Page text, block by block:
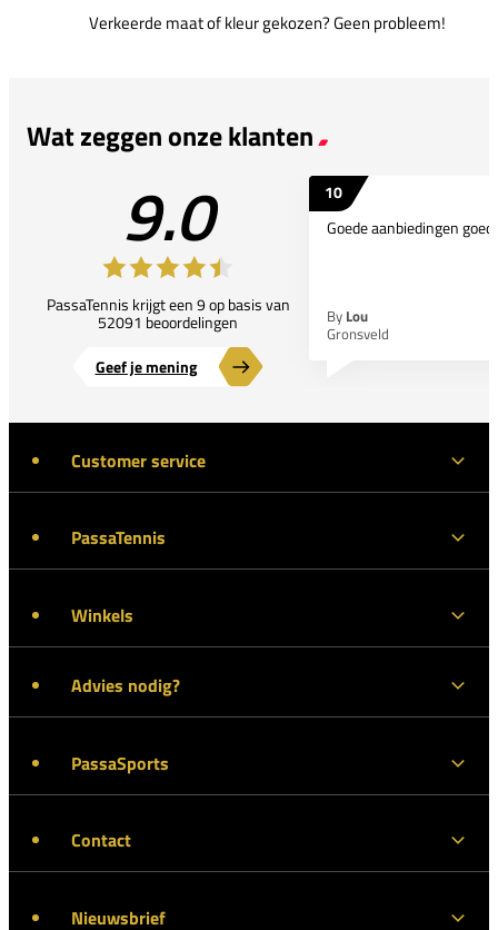
Verkeerde maat of kleur gekozen? Geen probleem!
Wat zeggen onze klanten
9.0
PassaTennis krijgt een 9 op basis van
52091 beoordelingen
Geef je mening
10
Goede aanbiedingen
By Lou
Gronsveld
Customer service
PassaTennis
Winkels
Advies nodig?
PassaSports
Contact
Nieuwsbrief